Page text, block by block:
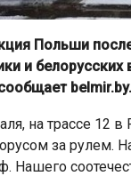
Польши
и
belmir.by.
на трассе 12
за рулем.
Нашего